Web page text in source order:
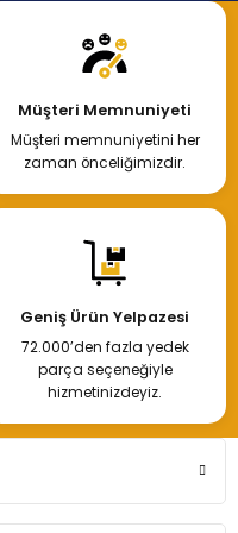
Müşteri Memnuniyeti
Müşteri memnuniyetini her
zaman önceliğimizdir.
Geniş Ürün Yelpazesi
72.000’den fazla yedek
parça seçeneğiyle
hizmetinizdeyiz.